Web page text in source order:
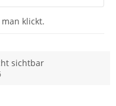
klickt.
sichtbar